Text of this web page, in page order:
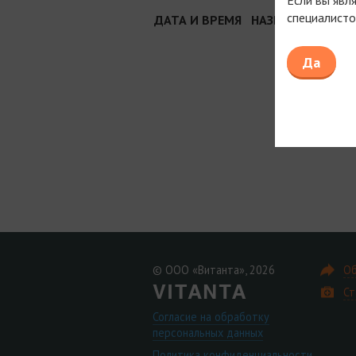
ДАТА И ВРЕМЯ НАЗВАНИЕ И
© ООО «Витанта», 2026
Согласие на обработку
персональных данных
Да